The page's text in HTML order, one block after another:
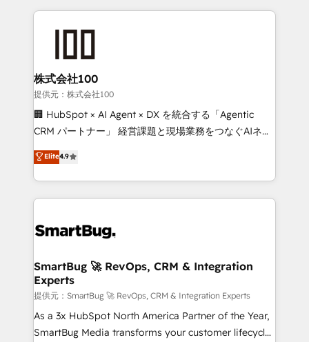
Company of the Year 2024/25 INSIDEA helps
and build AI-powered workflows that drive adoption
from week one, in your time zone. What we do ➤
Onboarding: Live in weeks, with workflows built
around your business, not a template. ➤ Migration:
Move from any legacy CRM. Zero downtime, full data
run your revenue process. Sales, marketing, and
service wired together. ➤ AI and Integrations: Layer
tune-ups, feature rollouts, adoption coaching. Buying
HubSpot, switching to it, or reviving a stale portal?
We are built for the work.
株式会社100
提供元：株式会社100
🏢 HubSpot × AI Agent × DX を統合する「Agentic
CRM パートナー」 経営課題と現場業務をつなぐAIネイ
ティブ・エージェンシーとして、HubSpot Eliteの実装
力で顧客フロント業務を再設計します。 💡 100inc は何
をする会社か？ HubSpotを共通基盤に、AIエージェン
トを組み込んだ顧客フロント業務（マーケティング・営
ィブ・エージェンシーです。事業部・グループ会社・部
を、CRMを軸とした全社共通基盤に再構築します。意
思決定者・PMO・現場担当者に並走します。 1️⃣
HubSpot導入・活用支援 顧客データの一元化から、
GTMの見える化・自動化まで。全Hub統合運用、デー
タ品質設計、グループ横断のCRM統合に対応します。
Elite4.9
SmartBug 🚀 RevOps, CRM & Integration
Experts
提供元：SmartBug 🚀 RevOps, CRM & Integration Experts
As a 3x HubSpot North America Partner of the Year,
SmartBug Media transforms your customer lifecycle